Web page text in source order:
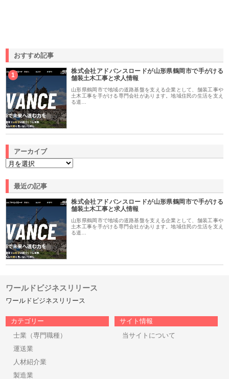
おすすめ記事
1
株式会社アドバンスロードが山形県鶴岡市で手がける
舗装土木工事と求人情報
山形県鶴岡市で地域の道路基盤を支える企業として、舗装工事や
土木工事を手がける専門会社があります。地域住民の生活を支え
る道…
アーカイブ
最近の記事
株式会社アドバンスロードが山形県鶴岡市で手がける
舗装土木工事と求人情報
山形県鶴岡市で地域の道路基盤を支える企業として、舗装工事や
土木工事を手がける専門会社があります。地域住民の生活を支え
る道…
ワールドビジネスリリース
ワールドビジネスリリース
カテゴリー
士業（専門職種）
運送業
人材紹介業
製造業
サイト情報
当サイトについて